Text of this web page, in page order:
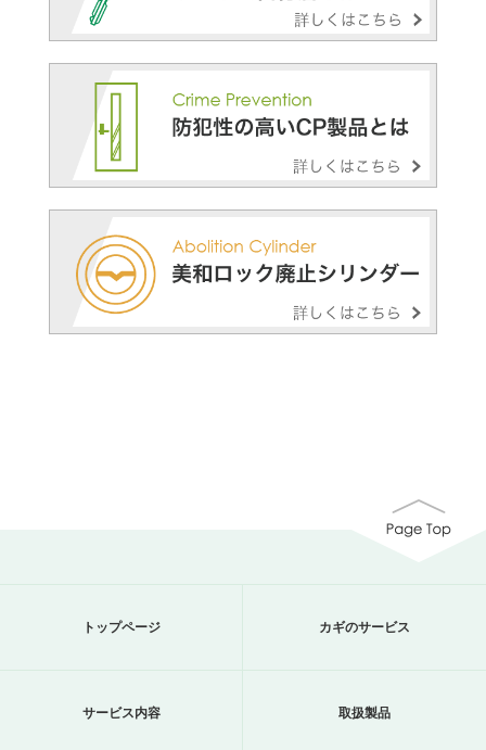
トップページ カギのサービス
サービス内容 取扱製品